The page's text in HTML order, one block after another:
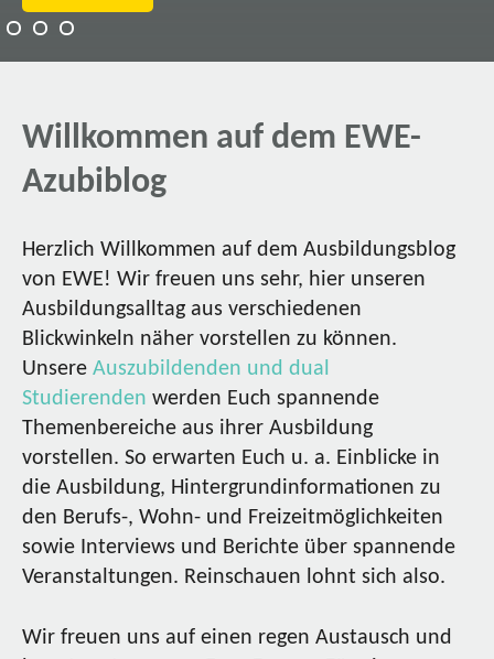
Willkommen auf dem EWE-
Azubiblog
Herzlich Willkommen auf dem Ausbildungsblog
von EWE! Wir freuen uns sehr, hier unseren
Ausbildungsalltag aus verschiedenen
Blickwinkeln näher vorstellen zu können.
Unsere Auszubildenden und dual
Studierenden werden Euch spannende
Themenbereiche aus ihrer Ausbildung
vorstellen. So erwarten Euch u. a. Einblicke in
die Ausbildung, Hintergrundinformationen zu
den Berufs-, Wohn- und Freizeitmöglichkeiten
sowie Interviews und Berichte über spannende
Veranstaltungen. Reinschauen lohnt sich also.
Wir freuen uns auf einen regen Austausch und